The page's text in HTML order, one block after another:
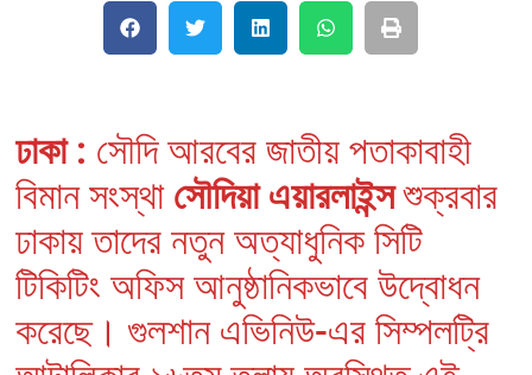
ঢাকা : সৌদি আরবের জাতীয় পতাকাবাহী
বিমান সংস্থা সৌদিয়া এয়ারলাইন্সশুক্রবার
ঢাকায় তাদের নতুন অত্যাধুনিক সিটি
টিকিটিং অফিস আনুষ্ঠানিকভাবে উদ্বোধন
করেছে। গুলশান এভিনিউ-এর সিম্পলট্রি